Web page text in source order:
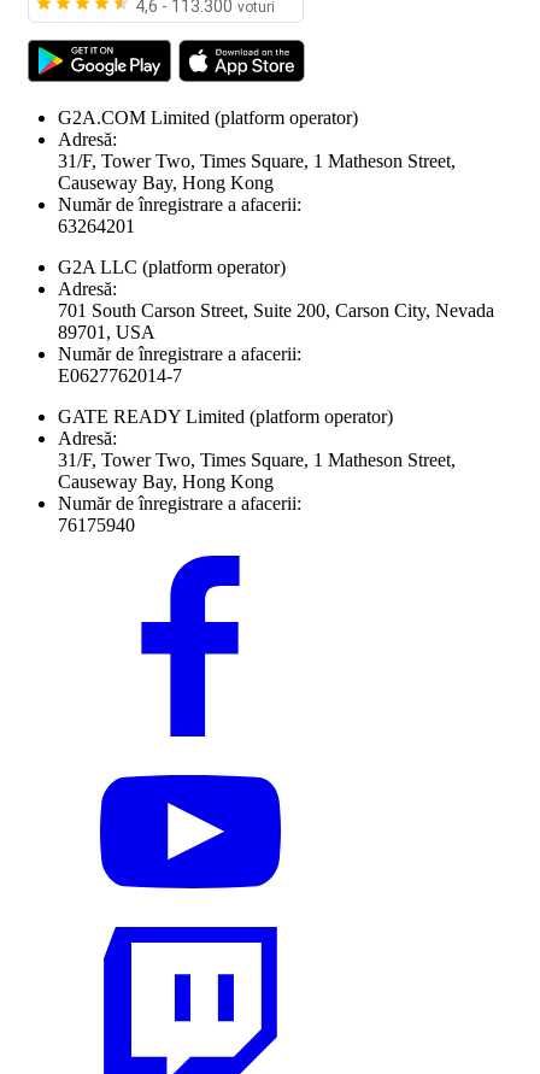
4,6 - 113.300 voturi
G2A.COM Limited (platform operator)
Adresă:
31/F, Tower Two, Times Square, 1 Matheson Street,
Causeway Bay, Hong Kong
Număr de înregistrare a afacerii:
63264201
G2A LLC (platform operator)
Adresă:
701 South Carson Street, Suite 200, Carson City, Nevada
89701, USA
Număr de înregistrare a afacerii:
E0627762014-7
GATE READY Limited (platform operator)
Adresă:
31/F, Tower Two, Times Square, 1 Matheson Street,
Causeway Bay, Hong Kong
Număr de înregistrare a afacerii:
76175940